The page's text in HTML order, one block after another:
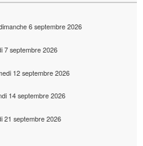
6 septembre 2026
7 septembre 2026
12 septembre 2026
14 septembre 2026
21 septembre 2026